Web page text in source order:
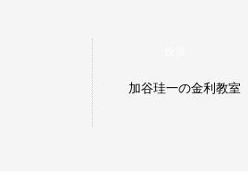
加谷珪一の金利教室